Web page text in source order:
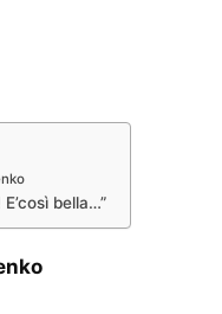
bella…”